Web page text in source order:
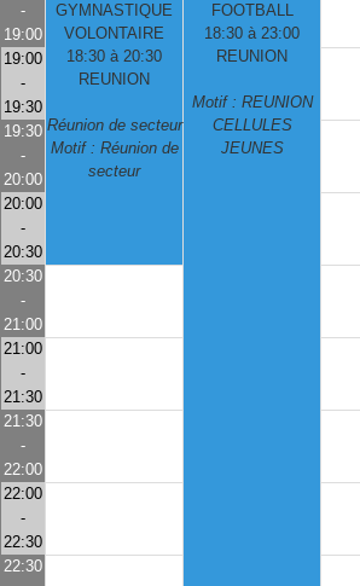
-
19:00
GYMNASTIQUE
VOLONTAIRE
18:30 à 20:30
REUNION
Réunion de secteur
Motif : Réunion de
secteur
FOOTBALL
18:30 à 23:00
REUNION
Motif : REUNION
CELLULES
JEUNES
19:00
-
19:30
19:30
-
20:00
20:00
-
20:30
20:30
-
21:00
21:00
-
21:30
21:30
-
22:00
22:00
-
22:30
22:30